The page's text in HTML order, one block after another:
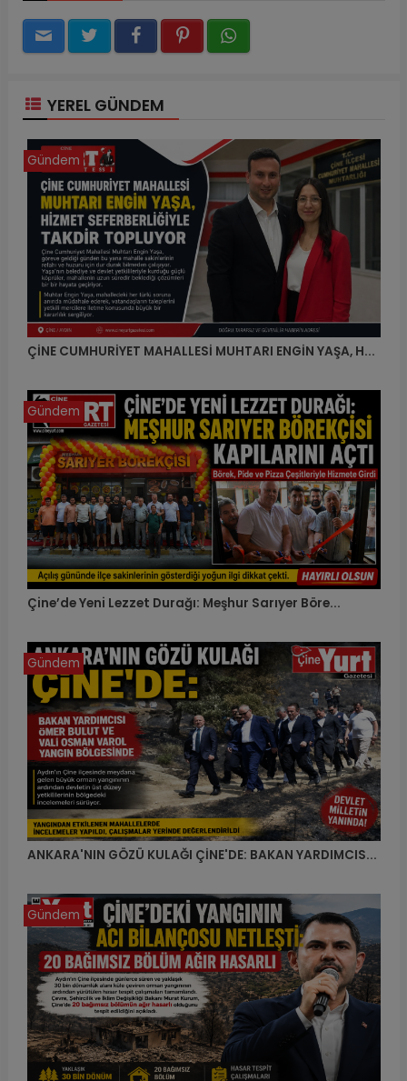
YEREL GÜNDEM
ÇİNE CUMHURİYET MAHALLESİ MUHTARI ENGİN YAŞA, H...
Gündem
Çine’de Yeni Lezzet Durağı: Meşhur Sarıyer Böre...
Gündem
ANKARA'NIN GÖZÜ KULAĞI ÇİNE'DE: BAKAN YARDIMCIS...
Gündem
Gündem